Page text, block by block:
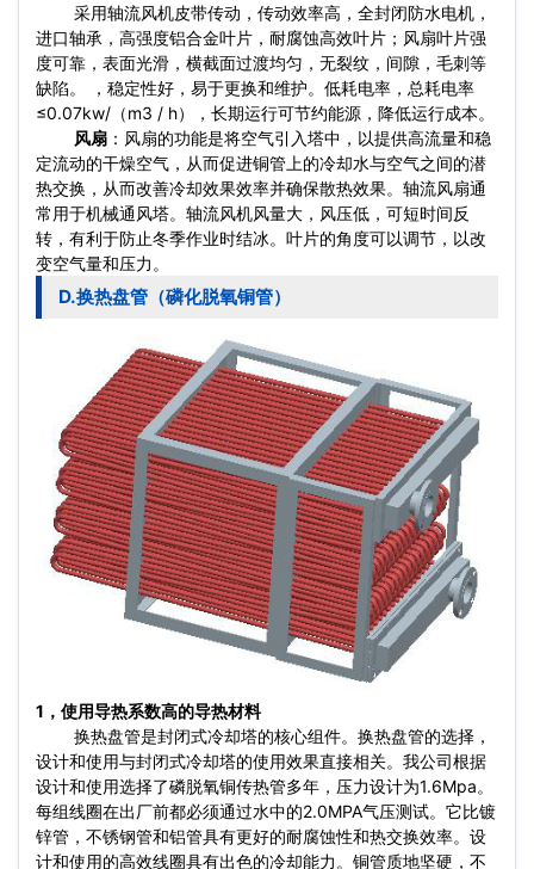
采用轴流风机皮带传动，传动效率高，全封闭防水电机，
进口轴承，高强度铝合金叶片，耐腐蚀高效叶片；风扇叶片强
度可靠，表面光滑，横截面过渡均匀，无裂纹，间隙，毛刺等
缺陷。 ，稳定性好，易于更换和维护。低耗电率，总耗电率
≤0.07kw/（m3 / h），长期运行可节约能源，降低运行成本。
风扇 ：风扇的功能是将空气引入塔中，以提供高流量和稳
定流动的干燥空气，从而促进铜管上的冷却水与空气之间的潜
热交换，从而改善冷却效果效率并确保散热效果。轴流风扇通
常用于机械通风塔。轴流风机风量大，风压低，可短时间反
转，有利于防止冬季作业时结冰。叶片的角度可以调节，以改
变空气量和压力。
D.换热盘管（磷化脱氧铜管）
1，使用导热系数高的导热材料
换热盘管是封闭式冷却塔的核心组件。换热盘管的选择，
设计和使用与封闭式冷却塔的使用效果直接相关。我公司根据
设计和使用选择了磷脱氧铜传热管多年，压力设计为1.6Mpa。
每组线圈在出厂前都必须通过水中的2.0MPA气压测试。它比镀
锌管，不锈钢管和铝管具有更好的耐腐蚀性和热交换效率。设
计和使用的高效线圈具有出色的冷却能力。铜管质地坚硬，不